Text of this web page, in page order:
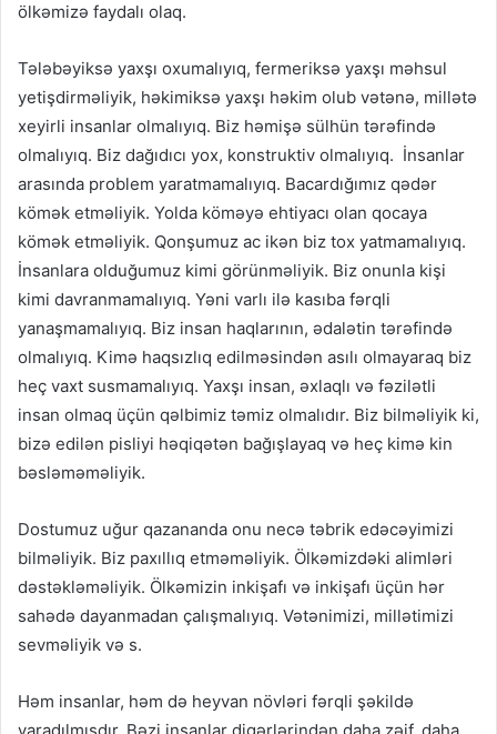
ölkəmizə faydalı olaq.
Tələbəyiksə yaxşı oxumalıyıq, fermeriksə yaxşı məhsul
yetişdirməliyik, həkimiksə yaxşı həkim olub vətənə, millətə
xeyirli insanlar olmalıyıq. Biz həmişə sülhün tərəfində
olmalıyıq. Biz dağıdıcı yox, konstruktiv olmalıyıq. İnsanlar
arasında problem yaratmamalıyıq. Bacardığımız qədər
kömək etməliyik. Yolda köməyə ehtiyacı olan qocaya
kömək etməliyik. Qonşumuz ac ikən biz tox yatmamalıyıq.
İnsanlara olduğumuz kimi görünməliyik. Biz onunla kişi
kimi davranmamalıyıq. Yəni varlı ilə kasıba fərqli
yanaşmamalıyıq. Biz insan haqlarının, ədalətin tərəfində
olmalıyıq. Kimə haqsızlıq edilməsindən asılı olmayaraq biz
heç vaxt susmamalıyıq. Yaxşı insan, əxlaqlı və fəzilətli
insan olmaq üçün qəlbimiz təmiz olmalıdır. Biz bilməliyik ki,
bizə edilən pisliyi həqiqətən bağışlayaq və heç kimə kin
bəsləməməliyik.
Dostumuz uğur qazananda onu necə təbrik edəcəyimizi
bilməliyik. Biz paxıllıq etməməliyik. Ölkəmizdəki alimləri
dəstəkləməliyik. Ölkəmizin inkişafı və inkişafı üçün hər
sahədə dayanmadan çalışmalıyıq. Vətənimizi, millətimizi
sevməliyik və s.
Həm insanlar, həm də heyvan növləri fərqli şəkildə
yaradılmışdır. Bəzi insanlar digərlərindən daha zəif, daha